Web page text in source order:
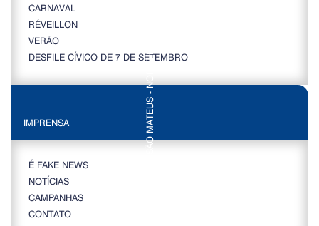
CARNAVAL
RÉVEILLON
VERÃO
DESFILE CÍVICO DE 7 DE SETEMBRO
IMPRENSA
É FAKE NEWS
NOTÍCIAS
CAMPANHAS
CONTATO